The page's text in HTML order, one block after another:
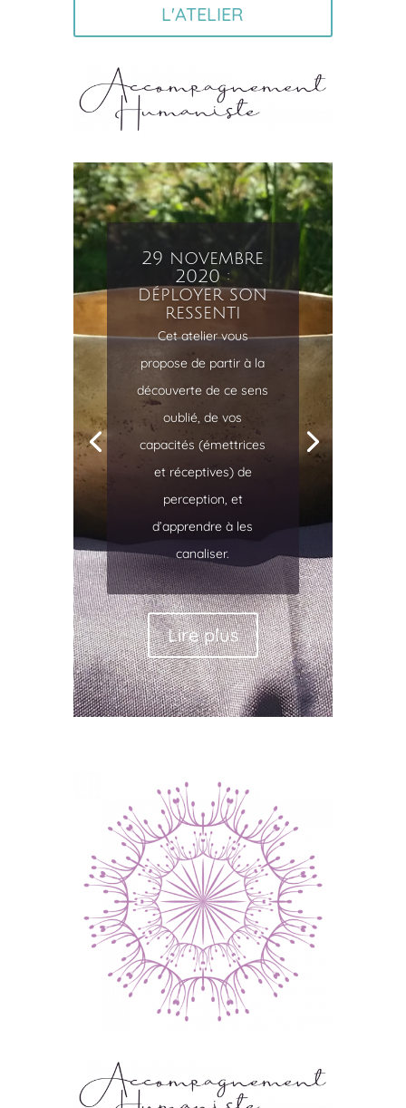
L'ATELIER
30 août 2020
: déployer
son ressenti
Cet atelier vous
propose de partir à la
découverte de ce sens
oublié, de vos
capacités (émettrices
et réceptives) de
perception, et
d’apprendre à les
canaliser.
Lire plus